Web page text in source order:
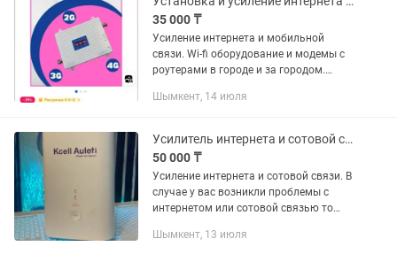
35 000 ₸
Усиление интернета и мобильной
связи. Wi-fi оборудование и модемы с
роутерами в городе и за городом.
Шымкент, 14 июля
Усилитель интернета и сотовой связи в городе и области. WIFI модемы 5G
50 000 ₸
Усиление интернета и сотовой связи. В
случае у вас возникли проблемы с
интернетом или сотовой связью то
последующим подключением. wi-fi
Шымкент, 13 июля